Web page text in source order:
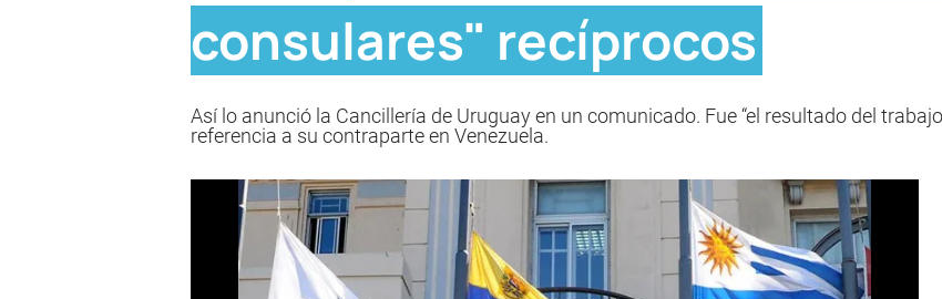
consulares" recíprocos
Así lo anunció la Cancillería de Uruguay en un comunicado. Fue “el resultado del
referencia a su contraparte en Venezuela.